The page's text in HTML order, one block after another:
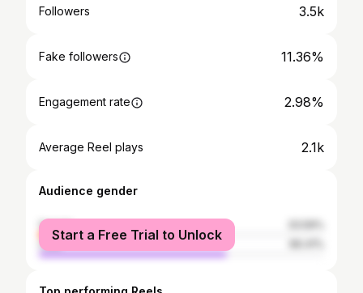
Followers 3.5k
Fake followers 11.36%
Engagement rate 2.98%
Average Reel plays 2.1k
Audience gender
female
male
Start a Free Trial to Unlock